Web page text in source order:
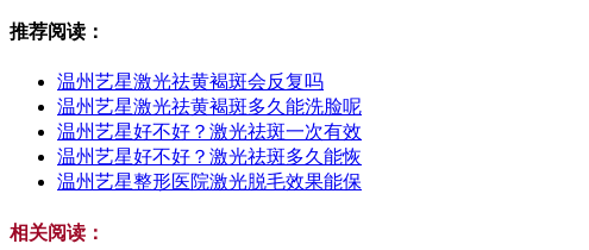
推荐阅读：
温州艺星激光祛黄褐斑会反复吗
温州艺星激光祛黄褐斑多久能洗脸呢
温州艺星好不好？激光祛斑一次有效
温州艺星好不好？激光祛斑多久能恢
温州艺星整形医院激光脱毛效果能保
相关阅读：